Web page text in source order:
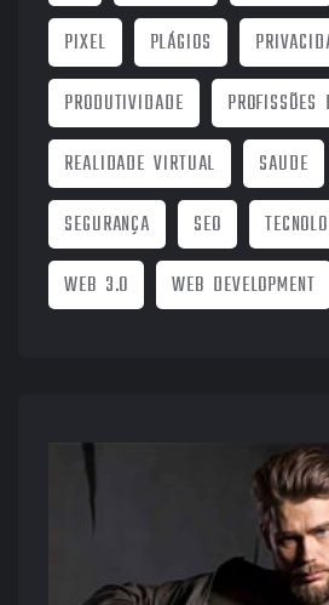
PIXEL
PLÁGIOS
PRODUTIVIDADE
PROFISSÕES
REALIDADE VIRTUAL
SAUDE
SEGURANÇA
SEO
WEB 3.0
WEB DEVELOPMENT